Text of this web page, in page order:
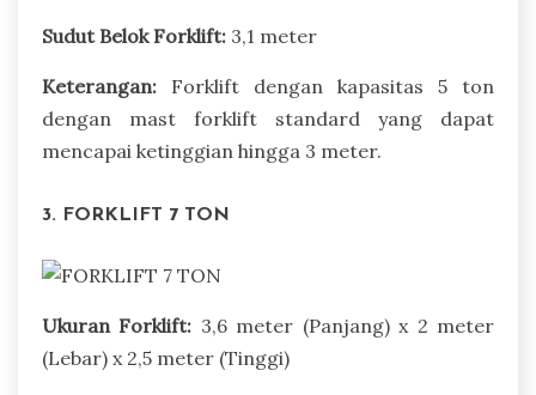
Sudut Belok Forklift: 3,1 meter
Keterangan: Forklift dengan kapasitas 5 ton
dengan mast forklift standard yang dapat
mencapai ketinggian hingga 3 meter.
3. FORKLIFT 7 TON
Ukuran Forklift: 3,6 meter (Panjang) x 2 meter
(Lebar) x 2,5 meter (Tinggi)